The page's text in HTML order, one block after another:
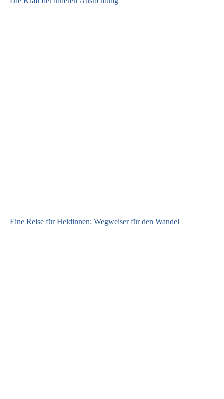
Eine Reise für Heldinnen: Wegweiser für den Wandel